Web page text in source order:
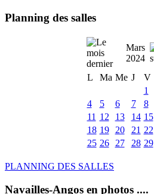
Planning des salles
Mars
2024
L
Ma Me J V
1
4
5 6 7 8
11 12 13 14 15
18 19 20 21 22
25 26 27 28 29
PLANNING DES SALLES
Navailles-Angos en photos ....